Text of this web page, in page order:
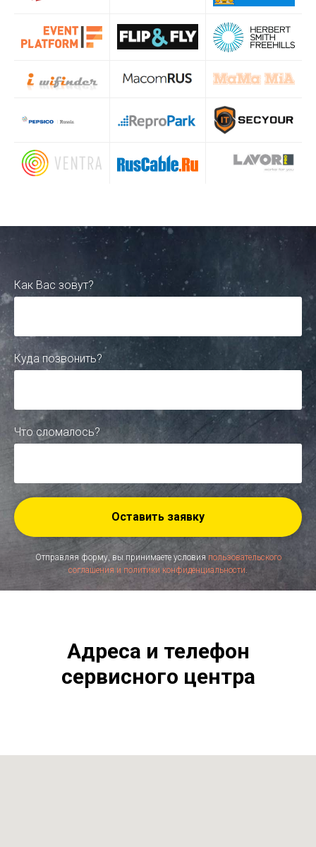
Как Вас зовут?
Куда позвонить?
Что сломалось?
Оставить заявку
Отправляя форму, вы принимаете условия пользовательского
соглашения и политики конфиденциальности
Адреса и телефон
сервисного центра